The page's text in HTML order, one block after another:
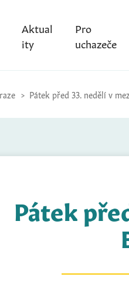
Aktual
ity
Pro
uchazeče
Pátek před 33. nedělí v
Pátek